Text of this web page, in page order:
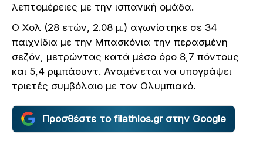
λεπτομέρειες με την ισπανική ομάδα.
Ο Χολ (28 ετών, 2.08 μ.) αγωνίστηκε σε 34
παιχνίδια με την Μπασκόνια την περασμένη
σεζόν, μετρώντας κατά μέσο όρο 8,7 πόντους
και 5,4 ριμπάουντ. Αναμένεται να υπογράψει
τριετές συμβόλαιο με τον Ολυμπιακό.
Προσθέστε το filathlos.gr στην Google